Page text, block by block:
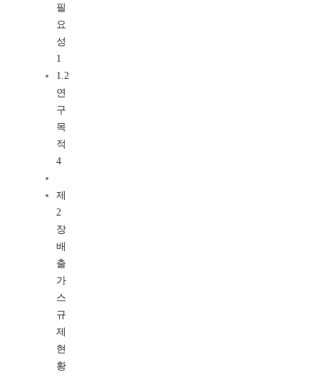
필
요
성
1
1.2
연
구
목
적
4
제
2
장
배
출
가
스
규
제
현
황